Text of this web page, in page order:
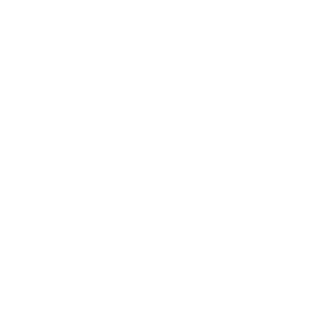
is a
the center of medicine,
horizons for acute and chronic
interventions and brain
variety of neuropaediatric